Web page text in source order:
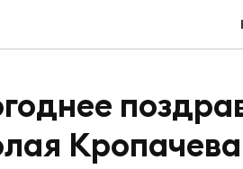
Кропачева